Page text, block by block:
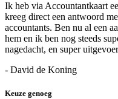
Ik heb via Accountantkaart
kreeg direct een antwoord
accountants. Ben nu al een
hem en ik ben nog steeds
nagedacht, en super
- David de Koning
Keuze genoeg